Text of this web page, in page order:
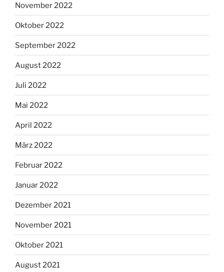
November 2022
Oktober 2022
September 2022
August 2022
Juli 2022
Mai 2022
April 2022
März 2022
Februar 2022
Januar 2022
Dezember 2021
November 2021
Oktober 2021
August 2021